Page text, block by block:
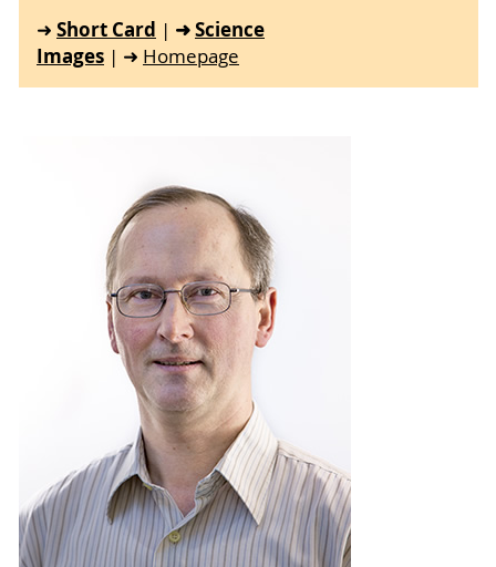
➜ Short Card | ➜Science
Images | ➜ Homepage